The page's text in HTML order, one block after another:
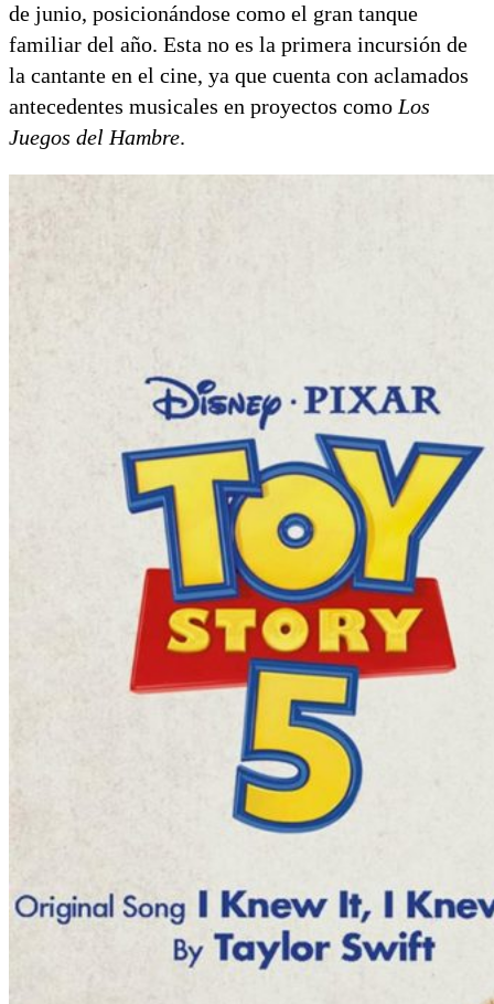
de junio, posicionándose como el gran tanque
familiar del año. Esta no es la primera incursión de
la cantante en el cine, ya que cuenta con aclamados
antecedentes musicales en proyectos como Los
Juegos del Hambre.